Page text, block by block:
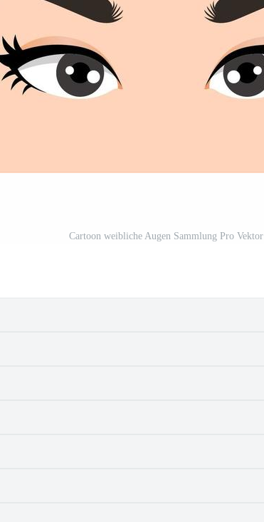
Cartoon weibliche Augen Sammlung Pro Vektor